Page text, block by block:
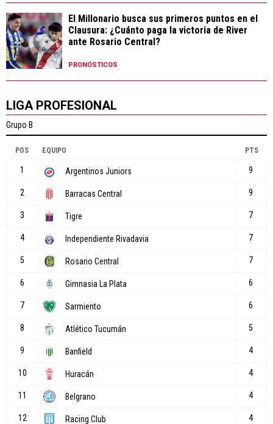
El Millonario busca sus primeros puntos en el
Clausura: ¿Cuánto paga la victoria de River
ante Rosario Central?
PRONÓSTICOS
LIGA PROFESIONAL